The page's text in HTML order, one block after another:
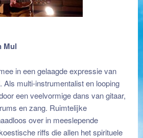
Mul
in een gelaagde expressie van
Als multi-instrumentalist en looping
een veelvormige dans van gitaar,
en zang. Ruimtelijke
over in meeslepende
riffs die allen het spirituele